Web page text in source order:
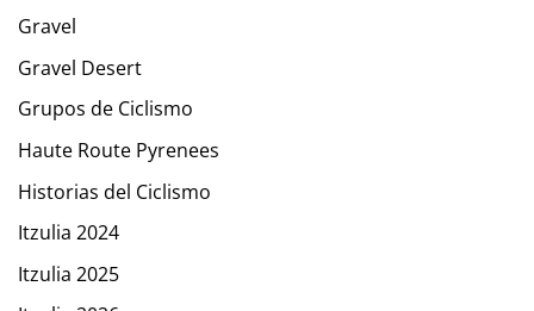
Gravel
Gravel Desert
Grupos de Ciclismo
Haute Route Pyrenees
Historias del Ciclismo
Itzulia 2024
Itzulia 2025